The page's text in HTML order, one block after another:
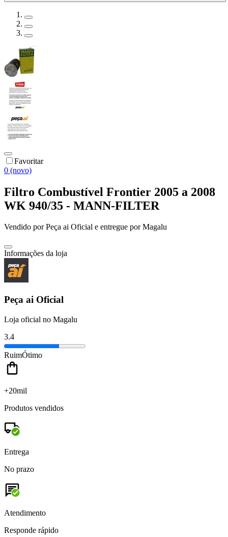
Favoritar
0 (novo)
Filtro Combustível Frontier 2005 a 2008
WK 940/35 - MANN-FILTER
Vendido porPeça ai Oficial e entregue por Magalu
Informações da loja
Peça ai Oficial
Loja oficial no Magalu
3.4
RuimÓtimo
+20mil
Produtos vendidos
Entrega
No prazo
Atendimento
Responde rápido